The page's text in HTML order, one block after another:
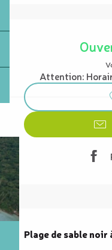
Ouverture et coordonnées
Attention:
Description
Plage de sable